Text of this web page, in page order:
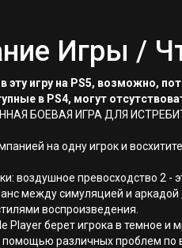
Игры /
эту игру на PS5, возможно,
в PS4, могут
БОЕВАЯ ИГРА ДЛЯ
на одну игрок и
воздушное превосходство 2 -
между симуляцией и
воспроизведения.
Player берет игрока в темное и
помощью различных проблем по